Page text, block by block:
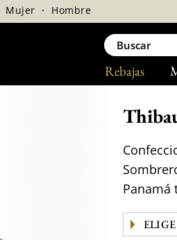
Rebajas
Mujer · Hombre
Panamá